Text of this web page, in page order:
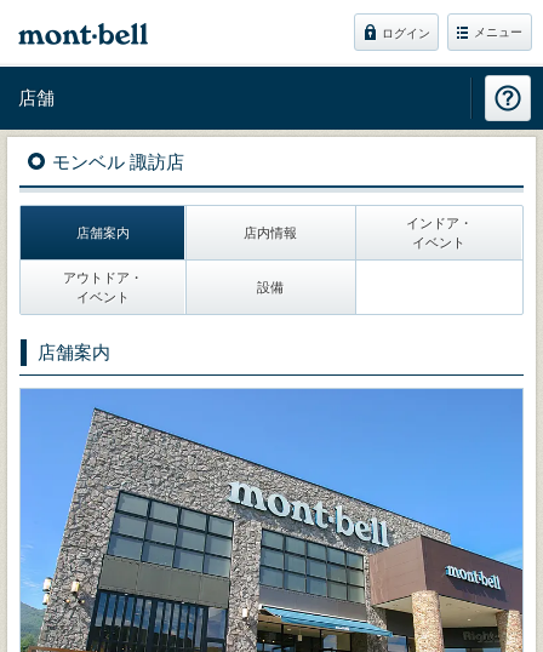
ログイン メニュー
店舗
モンベル 諏訪店
店舗案内 店内情報
インドア・
イベント
アウトドア・
イベント
設備
店舗案内